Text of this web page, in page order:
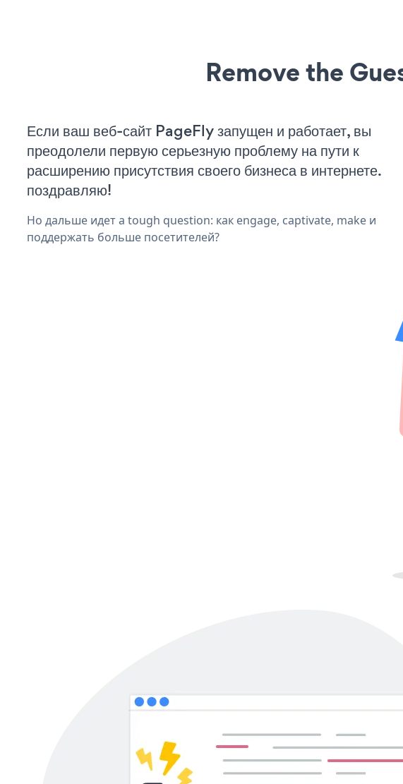
Remove the
Если ваш веб-сайт PageFly запущен и работает, вы
преодолели первую серьезную проблему на пути к
расширению присутствия своего бизнеса в интернете.
поздравляю!
Но дальше идет a tough question: как engage, captivate, make и
поддержать больше посетителей?